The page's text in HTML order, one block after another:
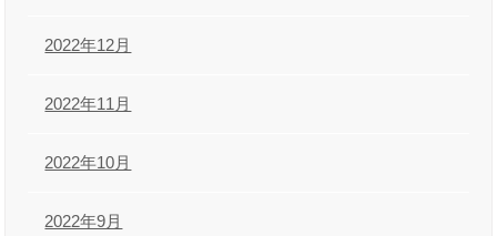
2022年12月
2022年11月
2022年10月
2022年9月